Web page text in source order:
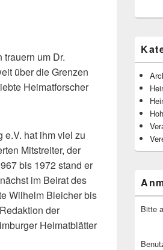
um Dr.
über die Grenzen
Heimatforscher
e.V. hat ihm viel zu
Mitstreiter, der
bis 1972 stand er
im Beirat des
Wilhelm Bleicher bis
der
Heimatblätter
Bitte